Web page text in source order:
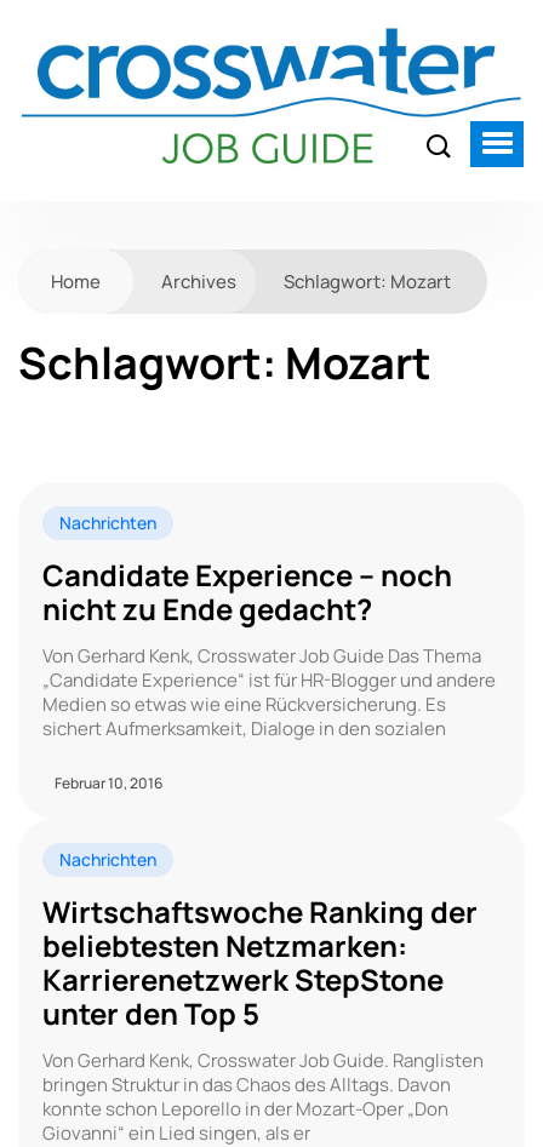
Home Archives Schlagwort: Mozart
Schlagwort: Mozart
Nachrichten
Candidate Experience – noch
nicht zu Ende gedacht?
Von Gerhard Kenk, Crosswater Job Guide Das Thema
„Candidate Experience“ ist für HR-Blogger und andere
Medien so etwas wie eine Rückversicherung. Es
sichert Aufmerksamkeit, Dialoge in den sozialen
Februar 10, 2016
Nachrichten
Wirtschaftswoche Ranking der
beliebtesten Netzmarken:
Karrierenetzwerk StepStone
unter den Top 5
Von Gerhard Kenk, Crosswater Job Guide. Ranglisten
bringen Struktur in das Chaos des Alltags. Davon
konnte schon Leporello in der Mozart-Oper „Don
Giovanni“ ein Lied singen, als er